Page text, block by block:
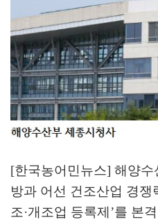
[한국농어민뉴스] 해양
방과 어선 건조산업 경쟁
조·개조업 등록제’를 본